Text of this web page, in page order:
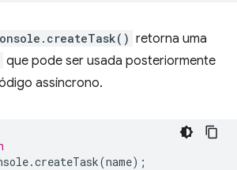
retorna uma
que pode ser usada posteriormente
assíncrono.
.createTask(name);